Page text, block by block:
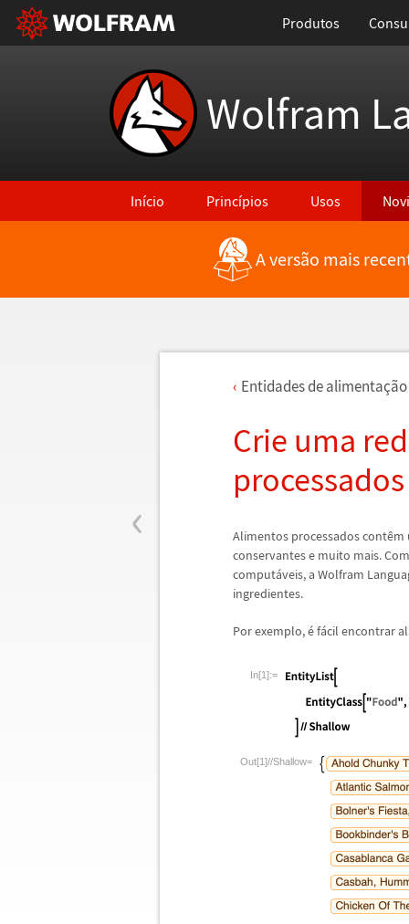
Produtos
Wolfram
Início Princípios Usos
A versão mais
‹
Entidades de alimentaçã
Crie uma
processados
Alimentos processados contêm
conservantes e muito mais.
computáveis, a Wolfram
ingredientes.
Por exemplo,éfácil encontrar
In[1]:=
Out[1]//Shallow=